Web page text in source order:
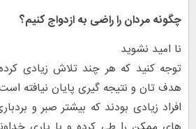
چگونه مردان را راضی به ازدواج کنیم؟
نا امید نشوید
توجه کنید که هر چند تلاش زیادی
هدف تان و نتیجه گیری پایان نیافته
افراد زیادی بودند که بیشتر صبر و